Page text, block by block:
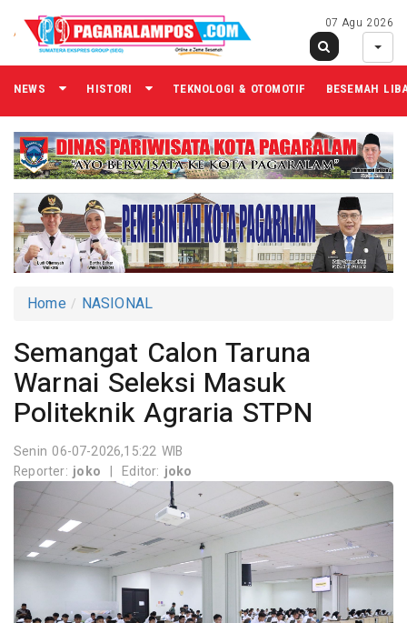
07 Agu 2026
NEWS HISTORI TEKNOLOGI & OTOMOTIF BESEMAH
Home NASIONAL
Semangat Calon Taruna
Warnai Seleksi Masuk
Politeknik Agraria STPN
Senin 06-07-2026,15:22 WIB
Reporter: joko | Editor: joko